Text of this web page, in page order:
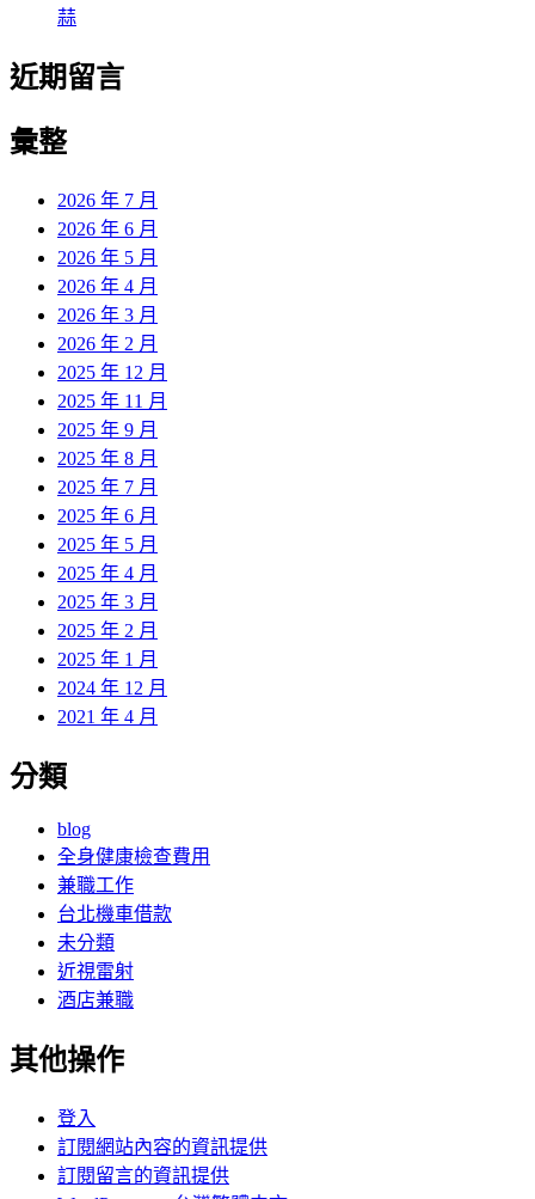
蒜
近期留言
彙整
2026 年 7 月
2026 年 6 月
2026 年 5 月
2026 年 4 月
2026 年 3 月
2026 年 2 月
2025 年 12 月
2025 年 11 月
2025 年 9 月
2025 年 8 月
2025 年 7 月
2025 年 6 月
2025 年 5 月
2025 年 4 月
2025 年 3 月
2025 年 2 月
2025 年 1 月
2024 年 12 月
2021 年 4 月
分類
blog
全身健康檢查費用
兼職工作
台北機車借款
未分類
近視雷射
酒店兼職
其他操作
登入
訂閱網站內容的資訊提供
訂閱留言的資訊提供